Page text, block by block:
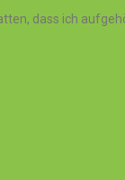
dass ich